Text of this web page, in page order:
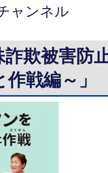
ャンネル
詐欺被害防
戦編～」